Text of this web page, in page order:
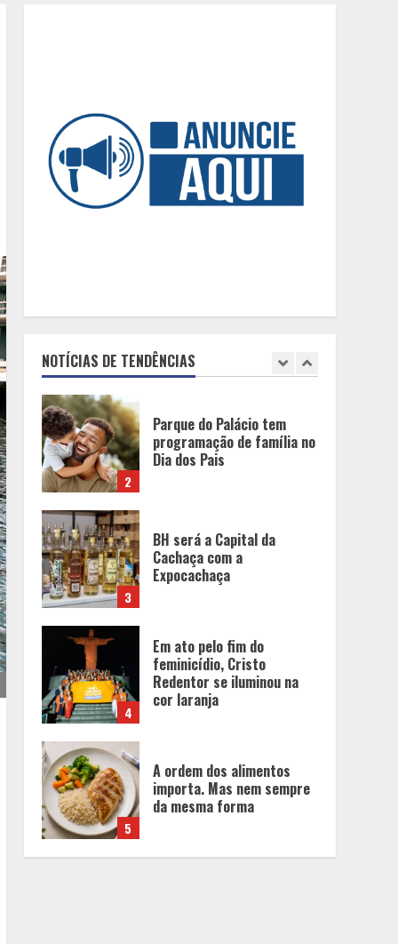
NOTÍCIAS DE TENDÊNCIAS
5
“Vozes da Memória”
resgata no samba a
2
3
BH será a Capital da
Cachaça com a
Expocachaça
4
Em ato pelo fim do
feminicídio, Cristo
Redentor se iluminou na
cor laranja
5
A ordem dos alimentos
importa. Mas nem sempre
da mesma forma
1
“Vozes da Memória”
resgata no samba a
história da população
negra